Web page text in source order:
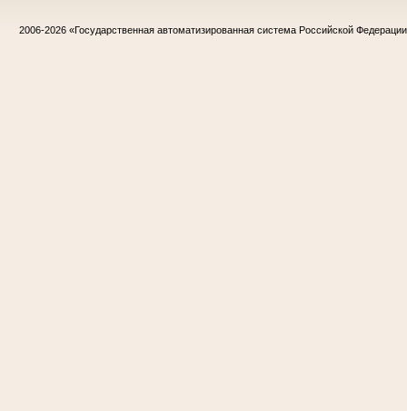
2006-2026 «Государственная автоматизированная система Российской